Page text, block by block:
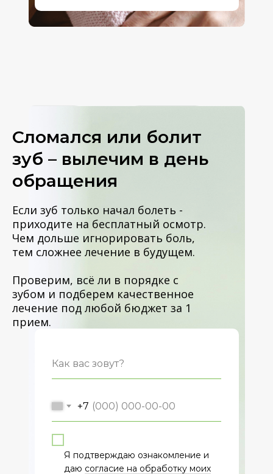
Сломался или болит
зуб – вылечим в день
обращения
Если зуб только начал болеть -
приходите на бесплатный осмотр.
Чем дольше игнорировать боль,
тем сложнее лечение в будущем.
Проверим, всё ли в порядке с
зубом и подберем качественное
лечение под любой бюджет за 1
прием.
+7
Я подтверждаю ознакомление и
даю согласие на обработку моих